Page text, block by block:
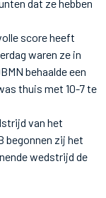
dat ze hebben
score heeft
waren ze in
behaalde een
thuis met 10-7 te
van het
begonnen zij het
wedstrijd de